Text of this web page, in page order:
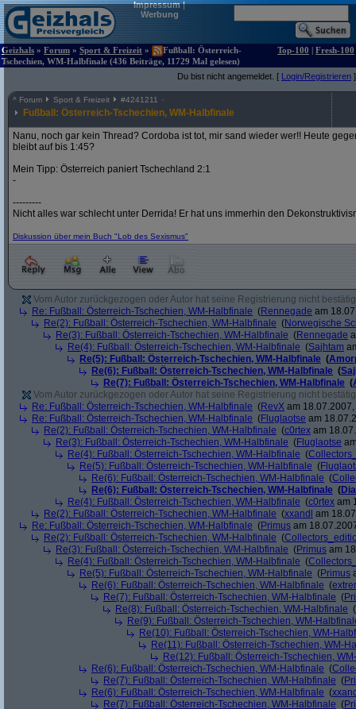
Impressum|
Werbung
Geizhals » Forum » Sport & Freizeit »
Fußball: Österreich-
Tschechien, WM-Halbfinale (436 Beiträge, 11729 Mal gelesen)
Top-100 | Fresh-100
Du bist nicht angemeldet. [ Login/Registrieren ]
^ Forum Sport & Freizeit #4241211
Fußball: Österreich-Tschechien, WM-Halbfinale
Nanu, noch gar kein Thread? Cordoba ist tot, mir sand wieder wer!! Heute
bleibt auf bis 1:45?
Mein Tipp: Österreich paniert Tschechland 2:1
-
---------
Nicht alles war schlecht unter Derrida! Er hat uns immerhin den
Diskussion über mein Buch "Lob des Sexismus"
Vom Autor zurückgezogen oder Autor hat seine Registrierung nicht
Re: Fußball: Österreich-Tschechien, WM-Halbfinale (Rennegade am
Re(2): Fußball: Österreich-Tschechien, WM-Halbfinale (Norwegische
Re(3): Fußball: Österreich-Tschechien, WM-Halbfinale (Rennegade
Re(4): Fußball: Österreich-Tschechien, WM-Halbfinale (Sajhtam
Re(5): Fußball: Österreich-Tschechien, WM-Halbfinale (
Re(6): Fußball: Österreich-Tschechien, WM-Halbfinale (
Re(7): Fußball: Österreich-Tschechien, WM-Halbfinale (
Vom Autor zurückgezogen oder Autor hat seine Registrierung nicht
Re: Fußball: Österreich-Tschechien, WM-Halbfinale (RevX am
Re: Fußball: Österreich-Tschechien, WM-Halbfinale (Fluglaotse am
Re(2): Fußball: Österreich-Tschechien, WM-Halbfinale (c0rtex am
Re(3): Fußball: Österreich-Tschechien, WM-Halbfinale (Fluglaotse
Re(4): Fußball: Österreich-Tschechien, WM-Halbfinale (
Re(5): Fußball: Österreich-Tschechien, WM-Halbfinale (
Re(6): Fußball: Österreich-Tschechien, WM-Halbfinale (
Re(6): Fußball: Österreich-Tschechien, WM-Halbfinale (
Re(4): Fußball: Österreich-Tschechien, WM-Halbfinale (c0rtex am
Re(2): Fußball: Österreich-Tschechien, WM-Halbfinale (xxandl am
Re: Fußball: Österreich-Tschechien, WM-Halbfinale (Primus am
Re(2): Fußball: Österreich-Tschechien, WM-Halbfinale (
Re(3): Fußball: Österreich-Tschechien, WM-Halbfinale (Primus am
Re(4): Fußball: Österreich-Tschechien, WM-Halbfinale (
Re(5): Fußball: Österreich-Tschechien, WM-Halbfinale (Primus
Re(6): Fußball: Österreich-Tschechien, WM-Halbfinale (
Re(7): Fußball: Österreich-Tschechien, WM-Halbfinale (
Re(8): Fußball: Österreich-Tschechien, WM-Halbfinale (
Re(9): Fußball: Österreich-Tschechien, WM-
Re(10): Fußball: Österreich-Tschechien, WM-
Re(11): Fußball: Österreich-Tschechien, WM-
Re(12): Fußball: Österreich-Tschechien,
Re(6): Fußball: Österreich-Tschechien, WM-Halbfinale (
Re(7): Fußball: Österreich-Tschechien, WM-Halbfinale (
Re(6): Fußball: Österreich-Tschechien, WM-Halbfinale (
Re(7): Fußball: Österreich-Tschechien, WM-Halbfinale (